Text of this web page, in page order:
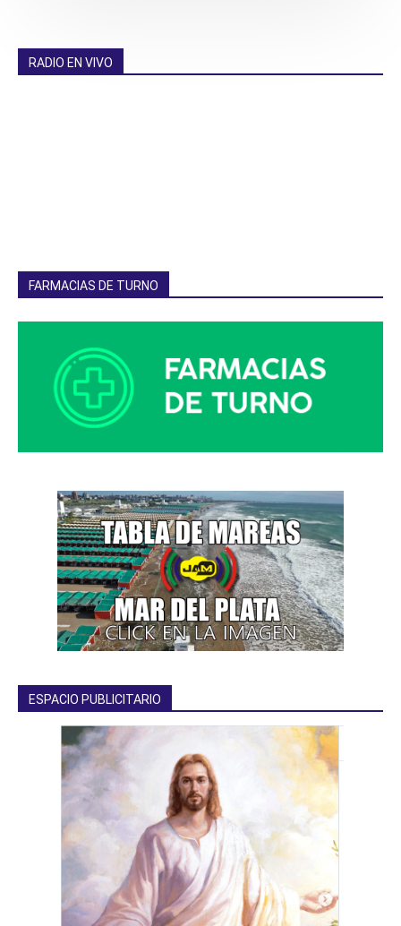
RADIO EN VIVO
FARMACIAS DE TURNO
ESPACIO PUBLICITARIO